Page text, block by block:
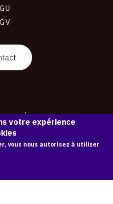
créer,
de l'Art.
votre expérience
vous nous autorisez à utiliser